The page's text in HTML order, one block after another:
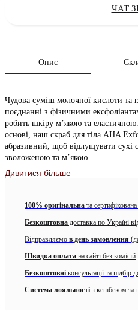
ЧАТ
Опис
Чудова суміш молочної кислоти та
поєднанні з фізичними
робить шкіру м’якою та
основі, наш скраб для тіла AHA
абразивний, щоб відлущувати сухі
зволоженою та м’якою.
Активні компоненти:
стимулюючи відновлення
покращити загальну
Молочна кислота– дуже
Гліколева кислота– має
серед усіх AHA, що
Дивитися більше
100% оригінальна та
Безкоштовна доставка по Україні
Відправляємо в день замовлення
Швидка оплата на сайті без комісій
Безкоштовні консультації та підбір
Система лояльності з кешбеком та